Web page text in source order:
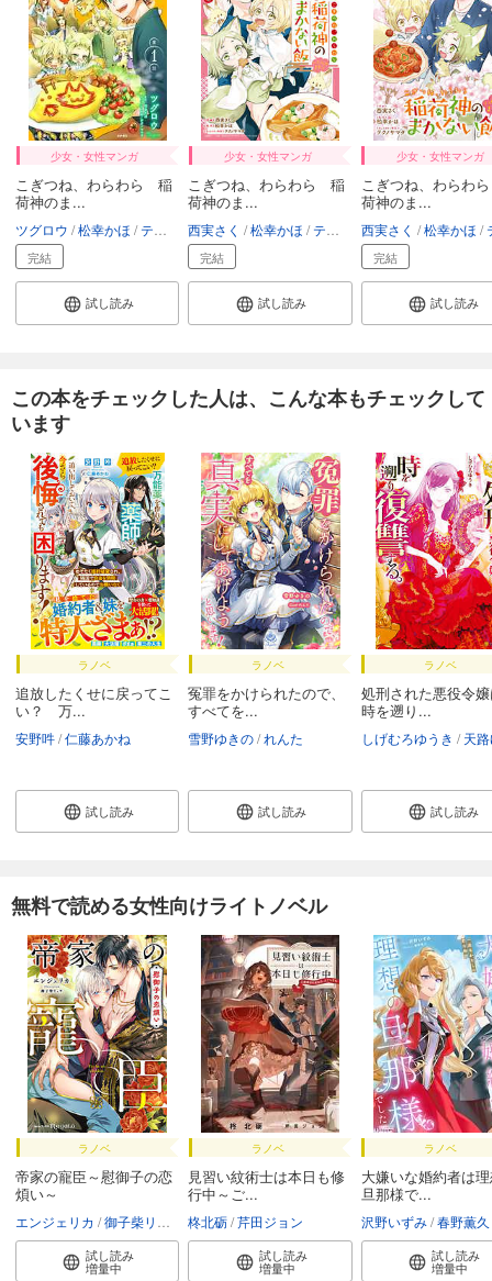
少女・女性マンガ
こぎつね、わらわら 稲
荷神のま...
ツグロウ 松幸かほ テクノサマタ
完結
試し読み
少女・女性マンガ
こぎつね、わらわら 稲
荷神のま...
西実さく 松幸かほ テクノサマタ
完結
試し読み
少女・女性マンガ
こぎつね、わらわ
荷神のま...
西実さく 松幸かほ テ
完結
試し読み
この本をチェックした人は、こんな本もチェックして
います
ラノベ
追放したくせに戻ってこ
い？ 万...
安野吽 仁藤あかね
試し読み
ラノベ
冤罪をかけられたので、
すべてを...
雪野ゆきの れんた
試し読み
ラノベ
処刑された悪役令
時を遡り...
しげむろゆうき 天路ゆ
試し読み
無料で読める女性向けライトノベル
ラノベ
帝家の寵臣～慰御子の恋
煩い～
エンジェリカ 御子柴リョウ
試し読み
増量中
ラノベ
見習い紋術士は本日も修
行中～ご...
柊北砺 芹田ジョン
試し読み
増量中
ラノベ
大嫌いな婚約者は
旦那様で...
沢野いずみ 春野薫久
試し読み
増量中